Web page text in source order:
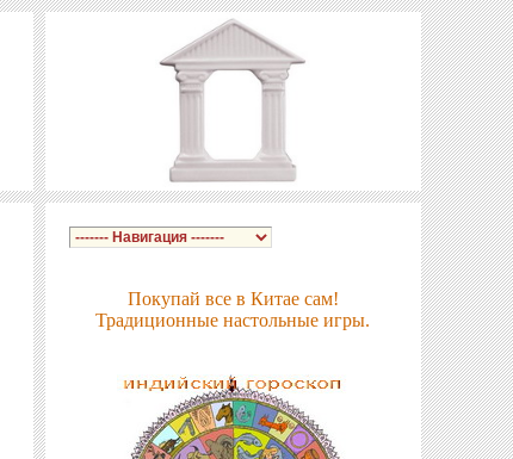
Покупай все в Китае сам!
Традиционные настольные игры.